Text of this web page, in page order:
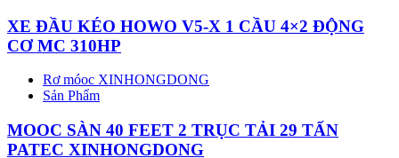
XE ĐẦU KÉO HOWO V5-X 1 CẦU 4×2 ĐỘNG
CƠ MC 310HP
Rơ móoc XINHONGDONG
Sản Phẩm
MOOC SÀN 40 FEET 2 TRỤC TẢI 29 TẤN
PATEC XINHONGDONG